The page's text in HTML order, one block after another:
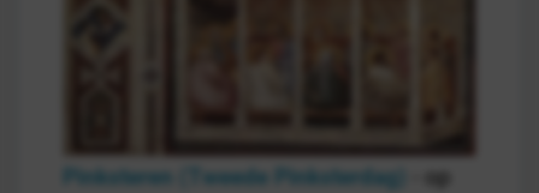
Pinksteren (Tweede Pinksterdag)
- op